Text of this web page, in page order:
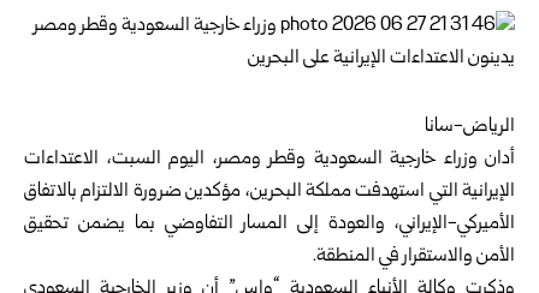
الرياض-سانا
أدان وزراء خارجية السعودية وقطر ومصر، اليوم السبت، الاعتداءات
الإيرانية التي استهدفتمملكة البحرين، مؤكدين ضرورة الالتزام بالاتفاق
الأميركي-الإيراني، والعودة إلى المسار التفاوضي بما يضمن تحقيق
الأمن والاستقرار في المنطقة.